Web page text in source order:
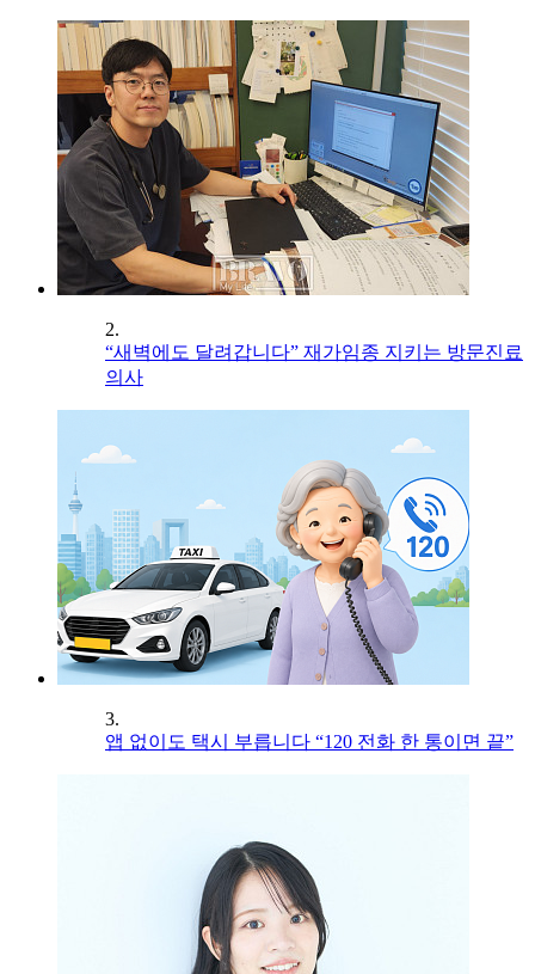
2.
“새벽에도 달려갑니다” 재가임종 지키는 방문진료
의사
3.
앱 없이도 택시 부릅니다 “120 전화 한 통이면 끝”